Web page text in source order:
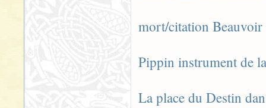
mort/citation Beauvoir
Pippin instrument de
La place du Destin